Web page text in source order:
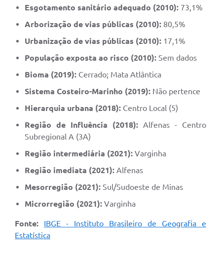
Esgotamento sanitário adequado (2010): 73,1%
Arborização de vias públicas (2010): 80,5%
Urbanização de vias públicas (2010): 17,1%
População exposta ao risco (2010): Sem dados
Bioma (2019): Cerrado; Mata Atlântica
Sistema Costeiro-Marinho (2019): Não pertence
Hierarquia urbana (2018): Centro Local (5)
Região de Influência (2018): Alfenas - Centro
Subregional A (3A)
Região intermediária (2021): Varginha
Região imediata (2021): Alfenas
Mesorregião (2021): Sul/Sudoeste de Minas
Microrregião (2021): Varginha
Fonte:
IBGE - Instituto Brasileiro de Geografia e
Estatística